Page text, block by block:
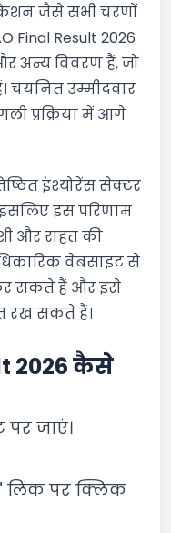
जैसे सभी चरणों
Final Result 2026
अन्य विवरण हैं, जो
चयनित उम्मीदवार
प्रक्रिया में आगे
इंश्योरेंस सेक्टर
इस परिणाम
और राहत की
वेबसाइट से
सकते हैं और इसे
रख सकते हैं।
2026 कैसे
पर जाएं।
लिंक पर क्लिक